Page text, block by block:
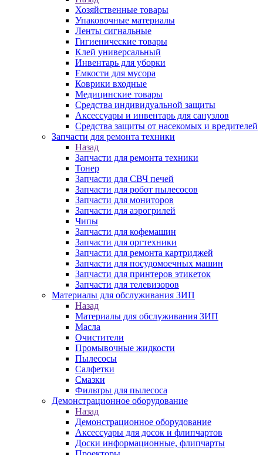
Хозяйственные товары
Упаковочные материалы
Ленты сигнальные
Гигиенические товары
Клей универсальный
Инвентарь для уборки
Емкости для мусора
Коврики входные
Медицинские товары
Средства индивидуальной защиты
Аксессуары и инвентарь для санузлов
Средства защиты от насекомых и вредителей
Запчасти для ремонта техники
Назад
Запчасти для ремонта техники
Тонер
Запчасти для СВЧ печей
Запчасти для робот пылесосов
Запчасти для мониторов
Запчасти для аэрогрилей
Чипы
Запчасти для кофемашин
Запчасти для оргтехники
Запчасти для ремонта картриджей
Запчасти для посудомоечных машин
Запчасти для принтеров этикеток
Запчасти для телевизоров
Материалы для обслуживания ЗИП
Назад
Материалы для обслуживания ЗИП
Масла
Очистители
Промывочные жидкости
Пылесосы
Салфетки
Смазки
Фильтры для пылесоса
Демонстрационное оборудование
Назад
Демонстрационное оборудование
Аксессуары для досок и флипчартов
Доски информационные, флипчарты